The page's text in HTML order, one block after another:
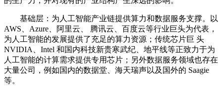
基础层：为人工智能产业链提供算力和数据服务支撑。以
AWS、Azure、阿里云、 腾讯云、百度云等行业巨头为代表，
为人工智能的发展提供了充足的算力资源；传统芯片巨 头
NVIDIA、Intel 和国内科技新贵寒武纪、地平线等正致力于为
人工智能的计算需求提供专用芯片；另外数据服务领域也存在
大量公司，例如国内的数据堂、海天瑞声以及国外的 Saagie
等。